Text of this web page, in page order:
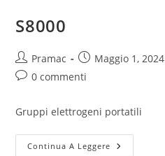
S8000
Pramac Maggio 1, 2024
0 commenti
Gruppi elettrogeni portatili
Continua A Leggere